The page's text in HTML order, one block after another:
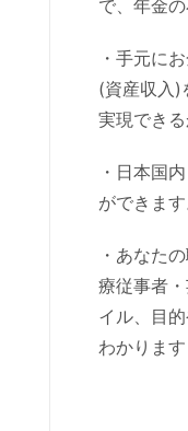
で、年金
・手元に
(資産収入)
実現でき
・日本国
ができます
・あなた
療従事者
イル、目
わかります